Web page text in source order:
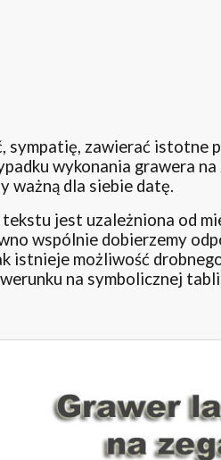
sympatię, zawierać istotne
wykonania grawera
ważną dla siebie datę.
jest uzależniona od
wspólnie dobierzemy
istnieje możliwość
na symbolicznej